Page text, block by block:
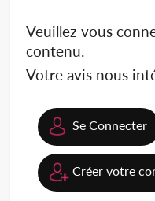
Veuillez vous
contenu.
Votre avis nous
Se Connecter
Créer votre